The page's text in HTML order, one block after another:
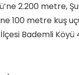
2.200 metre,
100 metre kuş
Bademli